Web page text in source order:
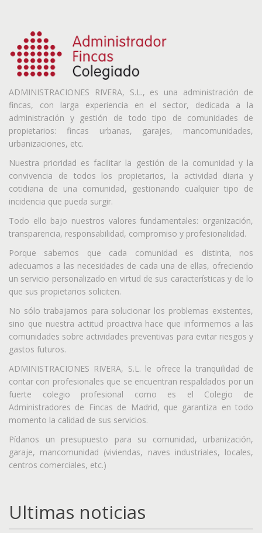
ADMINISTRACIONES RIVERA, S.L., es una administración de
fincas, con larga experiencia en el sector, dedicada a la
administración y gestión de todo tipo de comunidades de
propietarios: fincas urbanas, garajes, mancomunidades,
urbanizaciones, etc.
Nuestra prioridad es facilitar la gestión de la comunidad y la
convivencia de todos los propietarios, la actividad diaria y
cotidiana de una comunidad, gestionando cualquier tipo de
incidencia que pueda surgir.
Todo ello bajo nuestros valores fundamentales: organización,
transparencia, responsabilidad, compromiso y profesionalidad.
Porque sabemos que cada comunidad es distinta, nos
adecuamos a las necesidades de cada una de ellas, ofreciendo
un servicio personalizado en virtud de sus características y de lo
que sus propietarios soliciten.
No sólo trabajamos para solucionar los problemas existentes,
sino que nuestra actitud proactiva hace que informemos a las
comunidades sobre actividades preventivas para evitar riesgos y
gastos futuros.
ADMINISTRACIONES RIVERA, S.L. le ofrece la tranquilidad de
contar con profesionales que se encuentran respaldados por un
fuerte colegio profesional como es el Colegio de
Administradores de Fincas de Madrid, que garantiza en todo
momento la calidad de sus servicios.
Pídanos un presupuesto para su comunidad, urbanización,
garaje, mancomunidad (viviendas, naves industriales, locales,
centros comerciales, etc.)
Ultimas noticias